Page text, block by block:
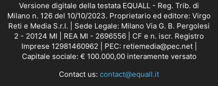
Versione digitale della testata EQUALL - Reg. Trib. di
Milano n. 126 del 10/10/2023. Proprietario ed editore: Virgo
Reti e Media S.r.l. | Sede Legale: Milano Via G. B. Pergolesi
2 - 20124 MI | REA MI - 2696556 | CF e n. iscr. Registro
Imprese 12981460962 | PEC: retiemedia@pec.net |
Capitale sociale: € 100.000,00 interamente versato
Contact us: contact@equall.it